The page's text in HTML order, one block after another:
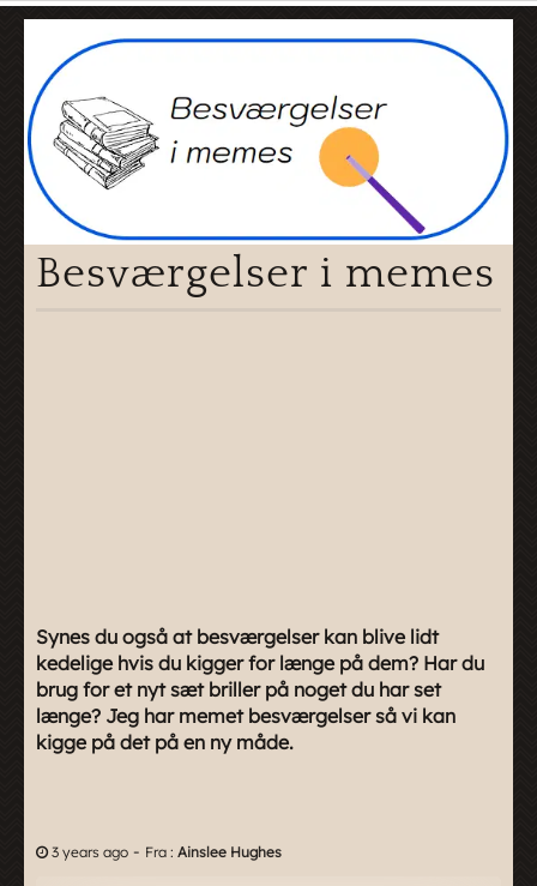
Besværgelser i memes
Synes du også at besværgelser kan blive lidt
kedelige hvis du kigger for længe på dem? Har du
brug for et nyt sæt briller på noget du har set
længe? Jeg har memet besværgelser så vi kan
kigge på det på en ny måde.
3 years ago - Fra : Ainslee Hughes